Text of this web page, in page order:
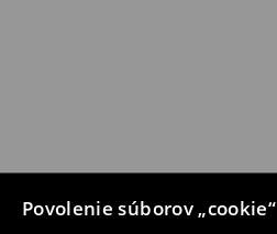
Povolenie súborov „cookie“